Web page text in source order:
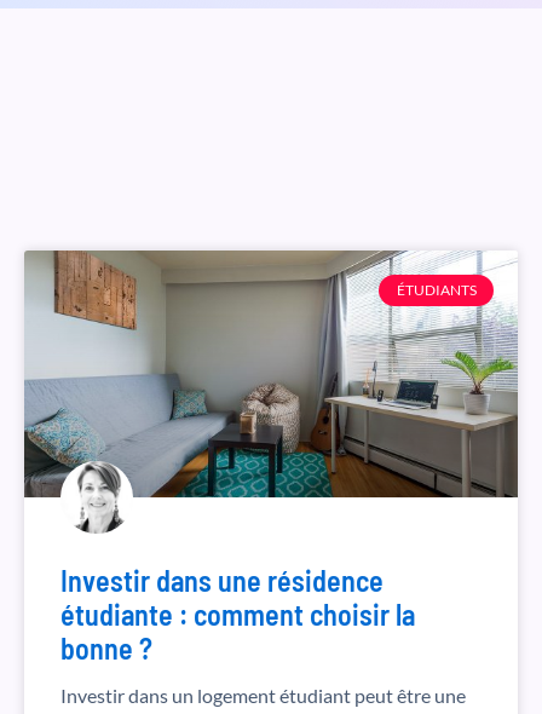
ÉTUDIANTS
Investir dans une résidence
étudiante : comment choisir la
bonne ?
Investir dans un logement étudiant peut être une